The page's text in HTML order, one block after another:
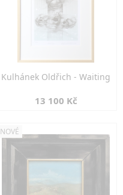
Kulhánek Oldřich - Waiting
13 100 Kč
NOVÉ